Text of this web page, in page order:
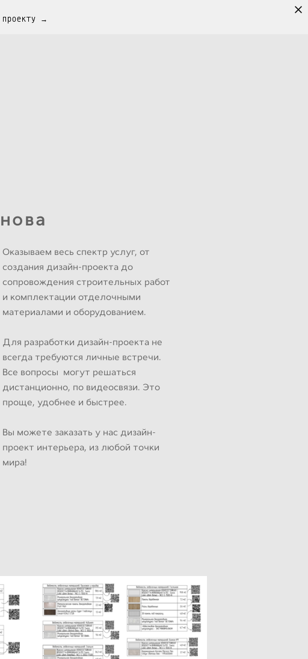
проекту →
Оказываем весь спектр услуг, от
создания дизайн-проекта до
сопровождения строительных работ
и комплектации отделочными
материалами и оборудованием.
Для разработки дизайн-проекта не
всегда требуются личные встречи.
Все вопросы могут решаться
дистанционно, по видеосвязи. Это
проще, удобнее и быстрее.
Вы можете заказать у нас дизайн-
проект интерьера, из любой точки
мира!